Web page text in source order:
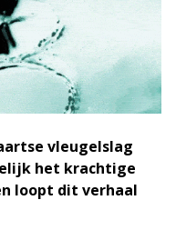
vleugelslag
het krachtige
loopt dit verhaal